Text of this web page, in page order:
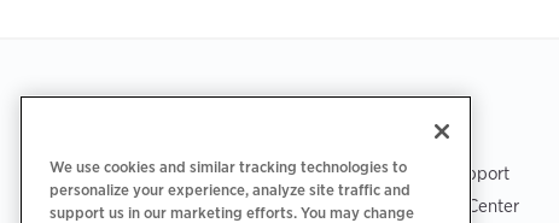
ChargePoint-Support
Fahrer-Support Center
We use cookies and similar tracking technologies to
personalize your experience, analyze site traffic and
support us in our marketing efforts. You may change